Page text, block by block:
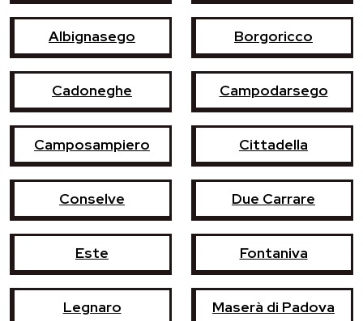
Albignasego Borgoricco
Cadoneghe Campodarsego
Camposampiero Cittadella
Conselve Due Carrare
Este Fontaniva
Legnaro Maserà di Padova